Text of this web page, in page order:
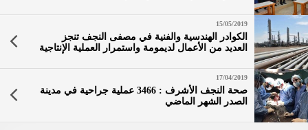
15/05/2019
الكوادر الهندسية والفنية في مصفى النجف تنجز
العديد من الأعمال لديمومة واستمرار العملية الإنتاجية
17/04/2019
صحة النجف الأشرف : 3466 عملية جراحية في مدينة
الصدر الشهر الماضي